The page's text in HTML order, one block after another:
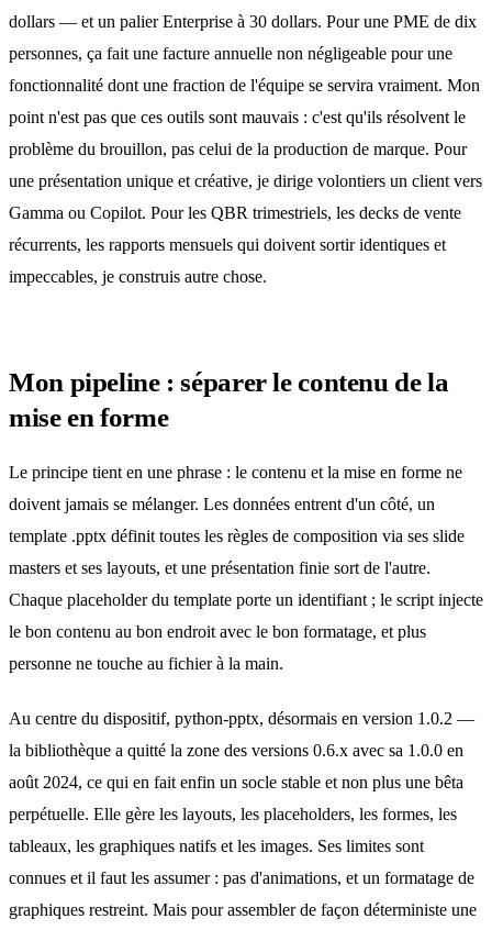
dollars — et un palier Enterprise à 30 dollars. Pour une PME de dix
personnes, ça fait une facture annuelle non négligeable pour une
fonctionnalité dont une fraction de l'équipe se servira vraiment. Mon
point n'est pas que ces outils sont mauvais : c'est qu'ils résolvent le
problème du brouillon, pas celui de la production de marque. Pour
une présentation unique et créative, je dirige volontiers un client vers
Gamma ou Copilot. Pour les QBR trimestriels, les decks de vente
récurrents, les rapports mensuels qui doivent sortir identiques et
impeccables, je construis autre chose.
Mon pipeline : séparer le contenu de la
mise en forme
Le principe tient en une phrase : le contenu et la mise en forme ne
doivent jamais se mélanger. Les données entrent d'un côté, un
template .pptx définit toutes les règles de composition via ses slide
masters et ses layouts, et une présentation finie sort de l'autre.
Chaque placeholder du template porte un identifiant ; le script injecte
le bon contenu au bon endroit avec le bon formatage, et plus
personne ne touche au fichier à la main.
Au centre du dispositif, python-pptx, désormais en version 1.0.2 —
la bibliothèque a quitté la zone des versions 0.6.x avec sa 1.0.0 en
août 2024, ce qui en fait enfin un socle stable et non plus une bêta
perpétuelle. Elle gère les layouts, les placeholders, les formes, les
tableaux, les graphiques natifs et les images. Ses limites sont
connues et il faut les assumer : pas d'animations, et un formatage de
graphiques restreint. Mais pour assembler de façon déterministe une